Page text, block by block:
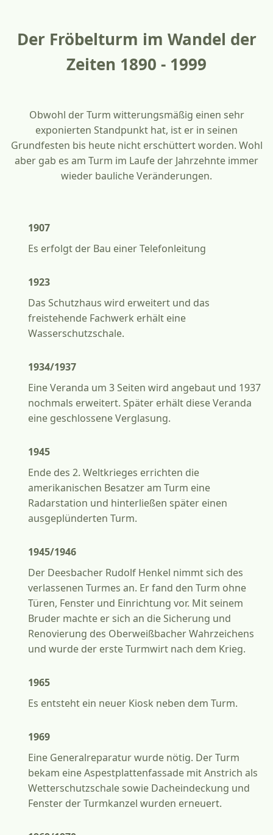
Der Fröbelturm im Wandel der
Zeiten 1890 - 1999
Obwohl der Turm witterungsmäßig einen sehr
exponierten Standpunkt hat, ist er in seinen
Grundfesten bis heute nicht erschüttert worden. Wohl
aber gab es am Turm im Laufe der Jahrzehnte immer
wieder bauliche Veränderungen.
1907
Es erfolgt der Bau einer Telefonleitung
1923
Das Schutzhaus wird erweitert und das
freistehende Fachwerk erhält eine
Wasserschutzschale.
1934/1937
Eine Veranda um 3 Seiten wird angebaut und 1937
nochmals erweitert. Später erhält diese Veranda
eine geschlossene Verglasung.
1945
Ende des 2. Weltkrieges errichten die
amerikanischen Besatzer am Turm eine
Radarstation und hinterließen später einen
ausgeplünderten Turm.
1945/1946
Der Deesbacher Rudolf Henkel nimmt sich des
verlassenen Turmes an. Er fand den Turm ohne
Türen, Fenster und Einrichtung vor. Mit seinem
Bruder machte er sich an die Sicherung und
Renovierung des Oberweißbacher Wahrzeichens
und wurde der erste Turmwirt nach dem Krieg.
1965
Es entsteht ein neuer Kiosk neben dem Turm.
1969
Eine Generalreparatur wurde nötig. Der Turm
bekam eine Aspestplattenfassade mit Anstrich als
Wetterschutzschale sowie Dacheindeckung und
Fenster der Turmkanzel wurden erneuert.